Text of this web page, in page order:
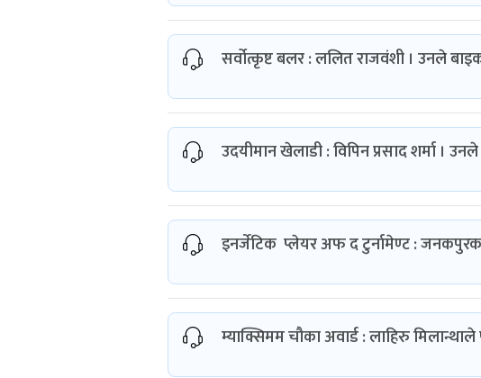
सर्वोत्कृष्ट बलर : ललित राजवंशी । उनले
उदयीमान खेलाडी : विपिन प्रसाद शर्मा ।
इनर्जेटिक प्लेयर अफ द टुर्नामेण्ट :
म्याक्सिमम चौका अवार्ड : लाहिरु